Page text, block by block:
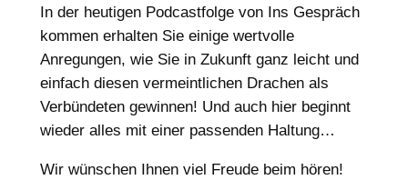
In der heutigen Podcastfolge von Ins Gespräch
kommen erhalten Sie einige wertvolle
Anregungen, wie Sie in Zukunft ganz leicht und
einfach diesen vermeintlichen Drachen als
Verbündeten gewinnen! Und auch hier beginnt
wieder alles mit einer passenden Haltung…
Wir wünschen Ihnen viel Freude beim hören!